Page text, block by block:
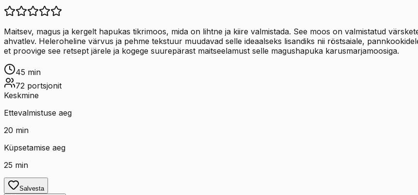
Maitsev, magus ja kergelt hapukas tikrimoos, mida on lihtne ja kiire valmistada. See moos on valmistatud
ahvatlev. Heleroheline värvus ja pehme tekstuur muudavad selle ideaalseks lisandiks nii röstsaiale,
et proovige see retsept järele ja kogege suurepärast maitseelamust selle magushapuka karusmarjamoosiga.
45 min
72 portsjonit
Keskmine
Ettevalmistuse aeg
20 min
Küpsetamise aeg
25 min
Salvesta